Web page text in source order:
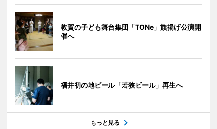
敦賀の子ども舞台集団「TONe」旗揚げ公演開
催へ
福井初の地ビール「若狭ビール」再生へ
もっと見る